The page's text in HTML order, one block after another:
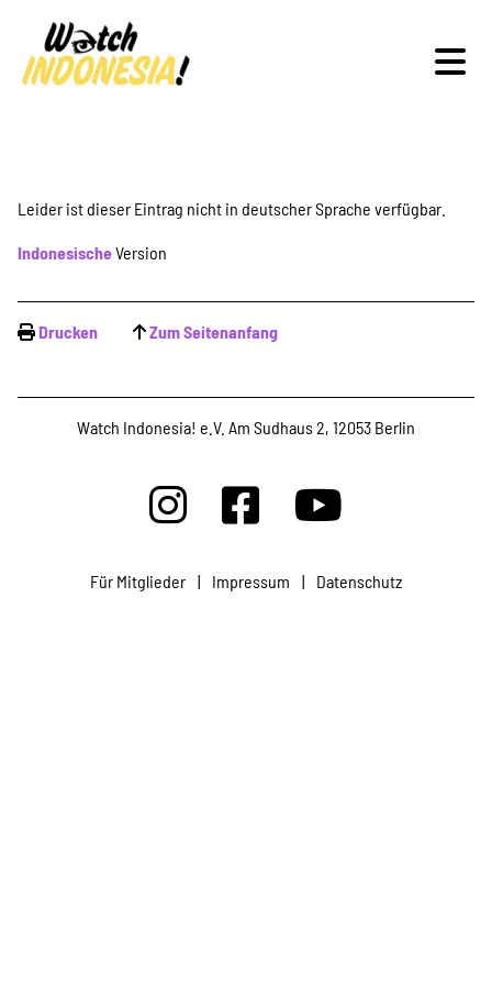
Schwerpunkte
Veranstaltungen
Publikationen
Projekte
Leider ist dieser Eintrag nicht in deutscher Sprache verfügbar.
IndonesischeVersion
Drucken Zum Seitenanfang
Watch Indonesia! e.V. Am Sudhaus 2, 12053 Berlin
Für Mitglieder | Impressum | Datenschutz